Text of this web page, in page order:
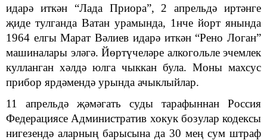
идарә иткән “Лада Приора”, 2 апрельдә иртәнге
җиде тулганда Ватан урамында, 1нче йорт янында
1964 елгы Марат Вәлиев идарә иткән “Рено Логан”
машиналары эләгә. Йөртүчеләре алкогольле эчемлек
кулланган хәлдә юлга чыккан була. Моны махсус
прибор ярдәмендә урында ачыклыйлар.
11 апрельдә җәмәгать суды тарафыннан Россия
Федерациясе Административ хокук бозулар кодексы
нигезендә аларның барысына да 30 мең сум штраф